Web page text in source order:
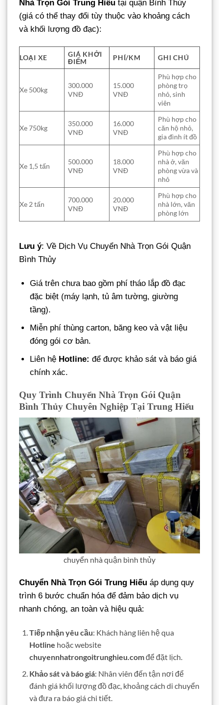
Nhà Trọn Gói Trung Hiếu tại quận Bình Thủy
(giá có thể thay đổi tùy thuộc vào khoảng cách
và khối lượng đồ đạc):
LOẠI XE
GIÁ KHỞI
ĐIỂM
PHÍ/KM GHI CHÚ
Xe 500kg
300.000
VNĐ
15.000
VNĐ
Phù hợp cho
phòng trọ
nhỏ, sinh
viên
Xe 750kg
350.000
VNĐ
16.000
VNĐ
Phù hợp cho
căn hộ nhỏ,
gia đình ít đồ
Xe 1,5 tấn
500.000
VNĐ
18.000
VNĐ
Phù hợp cho
nhà ở, văn
phòng vừa và
nhỏ
Xe 2 tấn
700.000
VNĐ
20.000
VNĐ
Phù hợp cho
nhà lớn, văn
phòng lớn
Lưu ý: Về Dịch Vụ Chuyển Nhà Trọn Gói Quận
Bình Thủy
Giá trên chưa bao gồm phí tháo lắp đồ đạc
đặc biệt (máy lạnh, tủ âm tường, giường
tầng).
Miễn phí thùng carton, băng keo và vật liệu
đóng gói cơ bản.
Liên hệ Hotline: để được khảo sát và báo giá
chính xác.
Quy Trình Chuyển Nhà Trọn Gói Quận
Bình Thủy Chuyên Nghiệp Tại Trung Hiếu
chuyển nhà quận bình thủy
Chuyển Nhà Trọn Gói Trung Hiếu áp dụng quy
trình 6 bước chuẩn hóa để đảm bảo dịch vụ
nhanh chóng, an toàn và hiệu quả:
Tiếp nhận yêu cầu: Khách hàng liên hệ qua
Hotline hoặc website
chuyennhatrongoitrunghieu.comđể đặt lịch.
Khảo sát và báo giá: Nhân viên đến tận nơi để
đánh giá khối lượng đồ đạc, khoảng cách di chuyển
và đưa ra báo giá chi tiết.